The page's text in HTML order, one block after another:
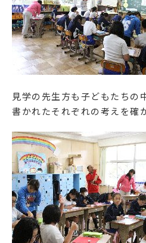
見学の先生方も子どもたちの
書かれたそれぞれの考えを確